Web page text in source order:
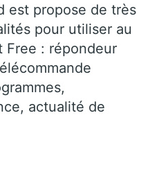
est propose de très
pour utiliser au
Free : répondeur
actualité de